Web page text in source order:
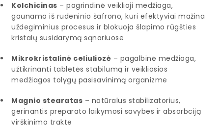
Kolchicinas – pagrindinė veiklioji medžiaga,
gaunama iš rudeninio šafrono, kuri efektyviai mažina
uždegiminius procesus ir blokuoja šlapimo rūgšties
kristalų susidarymą sąnariuose
Mikrokristalinė celiuliozė – pagalbinė medžiaga,
užtikrinanti tabletės stabilumą ir veikliosios
medžiagos tolygų pasisavinimą organizme
Magnio stearatas – natūralus stabilizatorius,
gerinantis preparato laikymosi savybes ir absorbciją
virškinimo trakte